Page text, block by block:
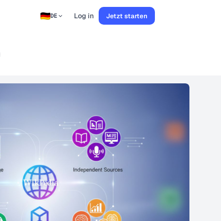
DE Log in Jetzt starten